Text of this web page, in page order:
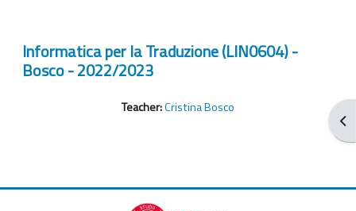
Informatica per la Traduzione (LIN0604) -
Bosco - 2022/2023
Teacher:Cristina Bosco